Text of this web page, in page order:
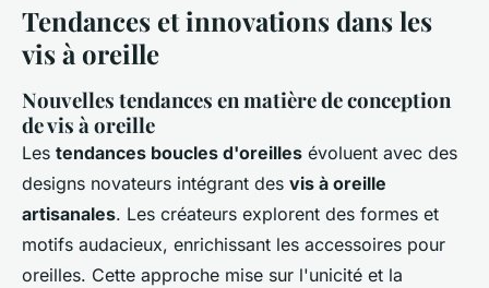
Tendances et innovations dans les
vis à oreille
Nouvelles tendances en matière de conception
de vis à oreille
Les tendances boucles d'oreilles évoluent avec des
designs novateurs intégrant des vis à oreille
artisanales. Les créateurs explorent des formes et
motifs audacieux, enrichissant les accessoires pour
oreilles. Cette approche mise sur l'unicité et la